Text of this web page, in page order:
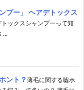
プー」 ヘアデトックス
ックスシャンプーって知
...
ント？薄毛に関する嘘ホ